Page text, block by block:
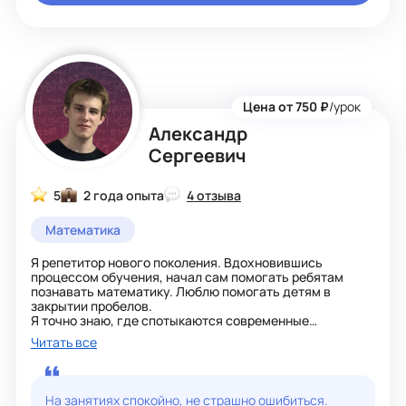
Александр
Сергеевич
Цена от 750 ₽/урок
5 2 года опыта
4 отзыва
Математика
Я репетитор нового поколения. Вдохновившись
процессом обучения, начал сам помогать ребятам
познавать математику. Люблю помогать детям в
закрытии пробелов.
Я точно знаю, где спотыкаются современные
школьники, какие темы кажутся им сложными и
помогаю преодолеть страх перед экзаменом. Ребята по
сей день занимаются со мной, преуспевают в
математике и повышают свою успеваемость.
Читать все
На занятиях спокойно, не страшно ошибиться.